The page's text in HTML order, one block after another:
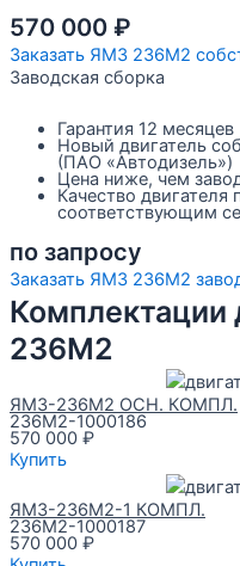
570 000 ₽
Заказать ЯМЗ 236М2
Заводская сборка
Гарантия 12 месяцев
Новый двигатель
(ПАО «Автодизель»)
Цена ниже, чем
Качество двигателя
соответствующим
по запросу
Заказать ЯМЗ 236М2
Комплектации
236М2
ЯМЗ-236М2 ОСН. КОМПЛ.
236М2-1000186
570 000 ₽
Купить
ЯМЗ-236М2-1 КОМПЛ.
236М2-1000187
570 000 ₽